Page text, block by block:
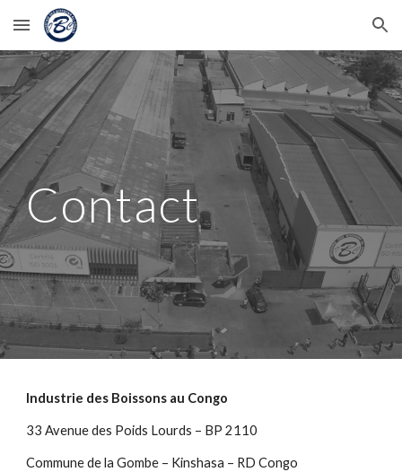
Skip to main content Skip to navigation
Contact
Industrie des Boissons au Congo
33 Avenue des Poids Lourds – BP 2110
Commune de la Gombe – Kinshasa – RD Congo